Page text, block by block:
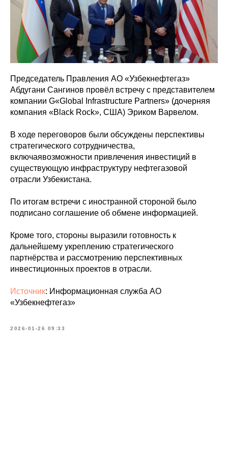
Председатель Правления АО «Узбекнефтегаз»
Абдугани Сангинов провёл встречу с представителем
компании G«Global Infrastructure Partners» (дочерняя
компания «Black Rock», США) Эриком Варвелом.
В ходе переговоров были обсуждены перспективы
стратегического сотрудничества,
включаявозможности привлечения инвестиций в
существующую инфраструктуру нефтегазовой
отрасли Узбекистана.
По итогам встречи с иностранной стороной было
подписано соглашение об обмене информацией.
Кроме того, стороны выразили готовность к
дальнейшему укреплению стратегического
партнёрства и рассмотрению перспективных
инвестиционных проектов в отрасли.
Источник: Информационная служба АО
«Узбекнефтегаз»
2026-01-26 09:33